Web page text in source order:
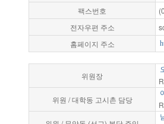
팩스번호
전자우편 주소
홈페이지 주소
위원장
위원 / 대학동 고시촌 담당